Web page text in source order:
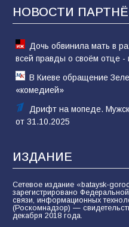
81 02.08.2026
НОВОСТИ
Дочь обвинила мать в
всей правды о своём отце -
В Киеве обращение
«комедией»
Дрифт на мопеде.
от 31.10.2025
ИЗДАНИЕ
Сетевое издание «bataysk-
зарегистрировано
связи, информационных
(Роскомнадзор) —
декабря 2018 года.